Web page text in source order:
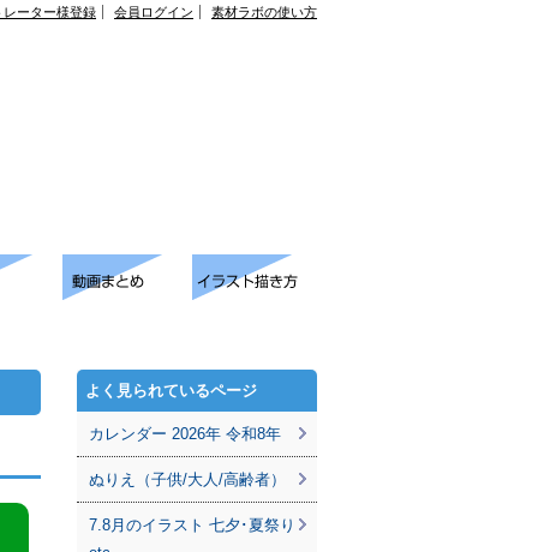
レーター様登録 会員ログイン 素材ラボの使い方
よく見られているページ
カレンダー 2026年 令和8年
ぬりえ（子供/大人/高齢者）
7.8月のイラスト 七夕･夏祭り